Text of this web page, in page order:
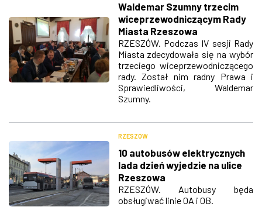
Waldemar Szumny trzecim
wiceprzewodniczącym Rady
Miasta Rzeszowa
RZESZÓW. Podczas IV sesji Rady
Miasta zdecydowała się na wybór
trzeciego wiceprzewodniczącego
rady. Został nim radny Prawa i
Sprawiedliwości, Waldemar
Szumny.
RZESZÓW
10 autobusów elektrycznych
lada dzień wyjedzie na ulice
Rzeszowa
RZESZÓW. Autobusy będa
obsługiwać linie 0A i 0B.